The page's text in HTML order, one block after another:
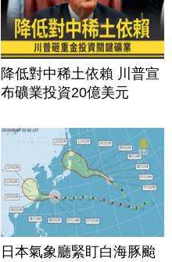
降低對中稀土依賴 川普宣
布礦業投資20億美元
日本氣象廳緊盯白海豚颱